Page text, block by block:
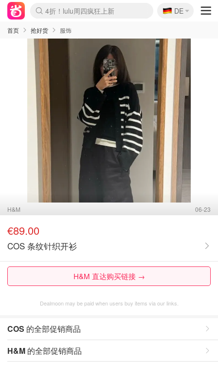
Boticinal 夏促开抢！
4折！lulu周四疯狂上新
还没结束！&OtherStories大促
Joybuy变相75折 随时失效
速领！Stanley独家85折
疑似霸哥！Camper额外叠85折
Zalando 奥莱闪促！每日更新
Moncler反季囤！5折起+叠9折
Coach Brooklyn仅€192
🇩🇪
DE
首页 抢好货 服饰
H&M 06-23
€89.00
COS 条纹针织开衫
H&M 直达购买链接 →
Dealmoon may be paid when users buy items via our links.
COS 的全部促销商品
H&M 的全部促销商品